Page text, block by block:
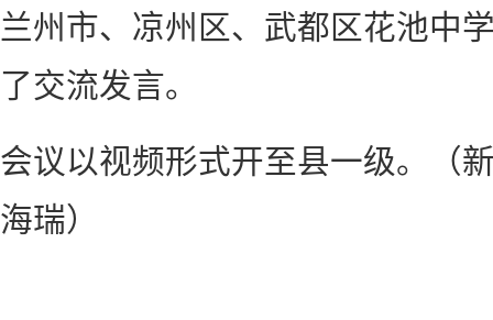
兰州市、凉州区、武都区花池中
了交流发言。
会议以视频形式开至县一级。（
海瑞）